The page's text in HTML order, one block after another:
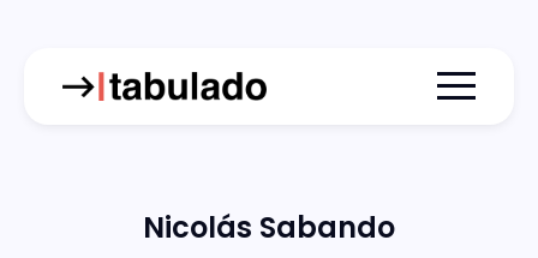
Menu
Nicolás Sabando